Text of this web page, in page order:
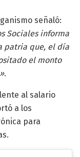
señaló:
Sociales informa
patria que, el día
el monto
.
al salario
a los
para